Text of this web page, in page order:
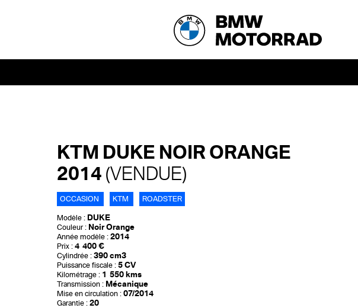
KTM DUKE NOIR ORANGE
2014 (VENDUE)
OCCASION KTM ROADSTER
Modèle : DUKE
Couleur : Noir Orange
Année modèle : 2014
Prix : 4 400 €
Cylindrée : 390 cm3
Puissance fiscale : 5 CV
Kilométrage : 1 550 kms
Transmission : Mécanique
Mise en circulation : 07/2014
Garantie : 20